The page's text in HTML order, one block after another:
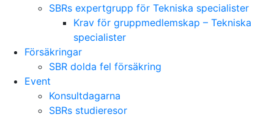
SBRs expertgrupp för Tekniska specialister
Krav för gruppmedlemskap – Tekniska
specialister
Försäkringar
SBR dolda fel försäkring
Event
Konsultdagarna
SBRs studieresor